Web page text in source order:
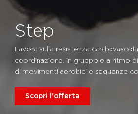
Step
Lavora sulla resistenza
coordinazione. In gruppo e a ritmo
di movimenti aerobici e sequenze
Scopri l'offerta